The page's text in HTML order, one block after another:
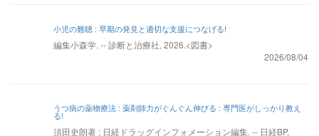
小児の難聴 : 早期の発見と適切な支援につなげる!
編集小森学. -- 診断と治療社, 2026.<図書>
2026/08/04
うつ病の薬物療法 : 薬剤師力がぐんぐん伸びる : 専門医がしっかり教え
る!
須田史朗著 ; 日経ドラッグインフォメーション編集. -- 日経BP,